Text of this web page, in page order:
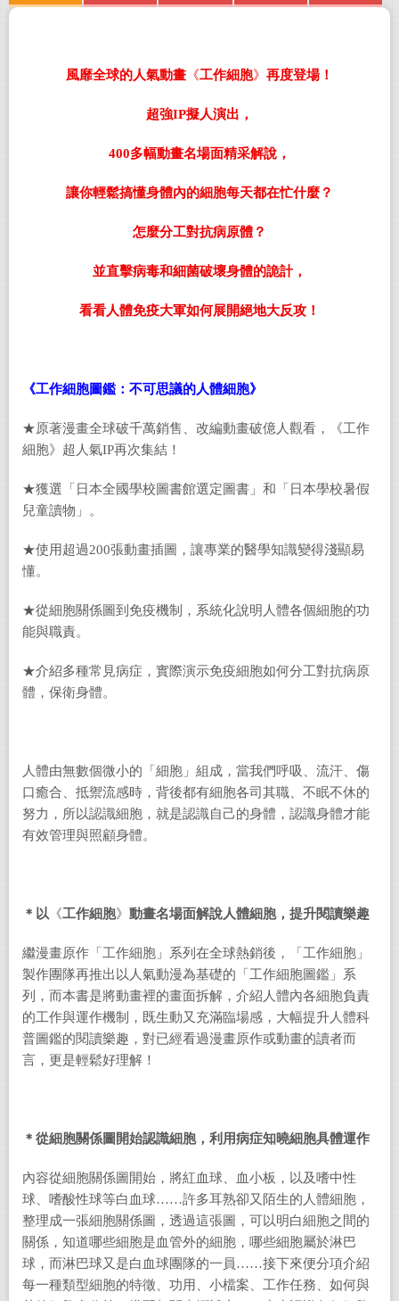
風靡全球的人氣動畫 《工作細胞》 再度登場！
超強IP擬人演出，
400多幅動畫名場面精采解說，
讓你輕鬆搞懂身體內的細胞每天都在忙什麼？
怎麼分工對抗病原體？
並直擊病毒和細菌破壞身體的詭計，
看看人體免疫大軍如何展開絕地大反攻！
《工作細胞圖鑑：不可思議的人體細胞》
★原著漫畫全球破千萬銷售、改編動畫破億人觀看，《工作
細胞》超人氣IP再次集結！
★獲選「日本全國學校圖書館選定圖書」和「日本學校暑假
兒童讀物」。
★使用超過200張動畫插圖，讓專業的醫學知識變得淺顯易
懂。
★從細胞關係圖到免疫機制，系統化說明人體各個細胞的功
能與職責。
★介紹多種常見病症，實際演示免疫細胞如何分工對抗病原
體，保衛身體。
人體由無數個微小的「細胞」組成，當我們呼吸、流汗、傷
口癒合、抵禦流感時，背後都有細胞各司其職、不眠不休的
努力，所以認識細胞，就是認識自己的身體，認識身體才能
有效管理與照顧身體。
＊ 以 《工作細胞》 動畫名場面解說人體細胞，提升閱讀樂趣
繼漫畫原作「工作細胞」系列在全球熱銷後，「工作細胞」
製作團隊再推出以人氣動漫為基礎的「工作細胞圖鑑」系
列，而本書是將動畫裡的畫面拆解，介紹人體內各細胞負責
的工作與運作機制，既生動又充滿臨場感，大幅提升人體科
普圖鑑的閱讀樂趣，對已經看過漫畫原作或動畫的讀者而
言，更是輕鬆好理解！
＊從細胞關係圖開始認識細胞，利用病症知曉細胞具體運作
內容從細胞關係圖開始，將紅血球、血小板，以及嗜中性
球、嗜酸性球等白血球……許多耳熟卻又陌生的人體細胞，
整理成一張細胞關係圖，透過這張圖，可以明白細胞之間的
關係，知道哪些細胞是血管外的細胞，哪些細胞屬於淋巴
球，而淋巴球又是白血球團隊的一員……接下來便分項介紹
每一種類型細胞的特徵、功用、小檔案、工作任務、如何與